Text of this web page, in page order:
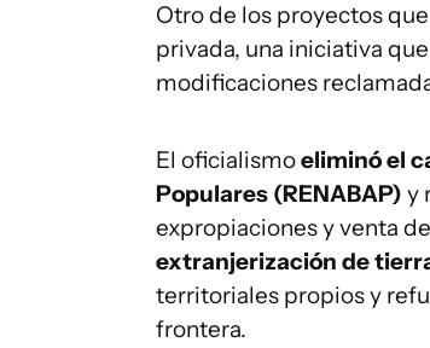
Otro de los proyectos
privada, una iniciativa
modificaciones
El oficialismoeliminó el
Populares (RENABAP) y
expropiaciones y venta
extranjerización de
territoriales propios y
frontera.